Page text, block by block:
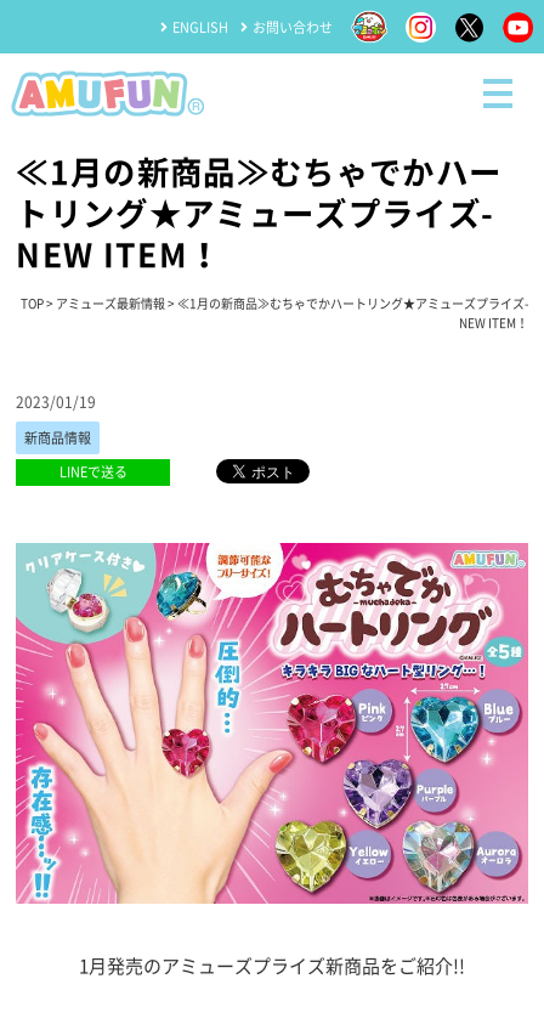
ENGLISH お問い合わせ
≪1月の新商品≫むちゃでかハー
トリング★アミューズプライズ-
NEW ITEM！
TOP> アミューズ最新情報> ≪1月の新商品≫むちゃでかハートリング★アミューズプライズ-
NEW ITEM！
2023/01/19
新商品情報
LINEで送る
1月発売のアミューズプライズ新商品をご紹介!!